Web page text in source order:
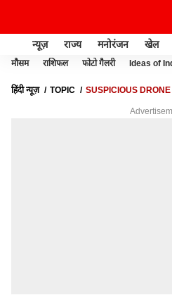
न्यूज़ राज्य मनोरंजन खेल
मौसम राशिफल फोटो गैलरी Ideas of
हिंदी न्यूज़ TOPIC SUSPICIOUS